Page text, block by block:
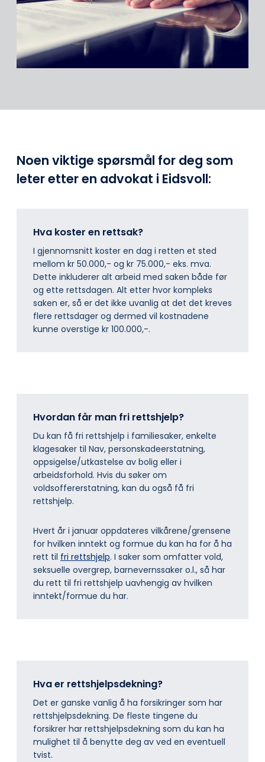
Noen viktige spørsmål for deg som
leter etter en advokat i Eidsvoll:
Hva koster en rettsak?
I gjennomsnitt koster en dag i retten et sted
mellom kr 50.000,- og kr 75.000,- eks. mva.
Dette inkluderer alt arbeid med saken både før
og ette rettsdagen. Alt etter hvor kompleks
saken er, så er det ikke uvanlig at det det kreves
flere rettsdager og dermed vil kostnadene
kunne overstige kr 100.000,-.
Hvordan får man fri rettshjelp?
Du kan få fri rettshjelp i familiesaker, enkelte
klagesaker til Nav, personskadeerstatning,
oppsigelse/utkastelse av bolig eller i
arbeidsforhold. Hvis du søker om
voldsoffererstatning, kan du også få fri
rettshjelp.
Hvert år i januar oppdateres vilkårene/grensene
for hvilken inntekt og formue du kan ha for å ha
rett til fri rettshjelp. I saker som omfatter vold,
seksuelle overgrep, barnevernssaker o.l., så har
du rett til fri rettshjelp uavhengig av hvilken
inntekt/formue du har.
Hva er rettshjelpsdekning?
Det er ganske vanlig å ha forsikringer som har
rettshjelpsdekning. De fleste tingene du
forsikrer har rettshjelpsdekning som du kan ha
mulighet til å benytte deg av ved en eventuell
tvist.